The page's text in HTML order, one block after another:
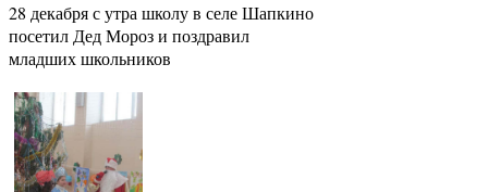
28 декабря с утра школу в селе Шапкино
посетил Дед Мороз и поздравил
младших школьников